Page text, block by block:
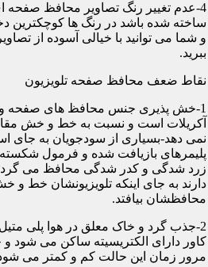
ساخته شده باشد در رنگ ها کوچکترین
و شما می توانید با خیالی آسوده از
ببرید.
نقاط ضعف محافظ صفحه تلویزیون
1-خش پذیری جنس محافظ های صفحه
آکریلات است و نسبت به خط و خش
نمی دهد-بسیاری از سودجویان به جای
پلیمرهای بازیافت شده و فرمول
زرد شدگی و کدر شدگی محافظ می
دارند به جای اینکه تلویزیونشان خط و
محافظشان بیافتد.
2-جذب گرد و خاک معلق در هوا پلی
کاور دارای الکتریسیته ساکن می شود
مرور زمان این حالت کم و کمتر می